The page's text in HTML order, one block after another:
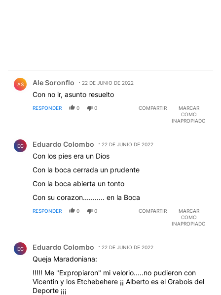
AS Ale Soronflo 22 DE JUNIO DE 2022
Con no ir, asunto resuelto
RESPONDER 0 0 COMPARTIR
MARCAR
COMO
INAPROPIADO
EC Eduardo Colombo 22 DE JUNIO DE 2022
Con los pies era un Dios
Con la boca cerrada un prudente
Con la boca abierta un tonto
Con su corazon........... en la Boca
RESPONDER 0 0 COMPARTIR
MARCAR
COMO
INAPROPIADO
EC Eduardo Colombo 22 DE JUNIO DE 2022
Queja Maradoniana:
!!!!! Me "Expropiaron" mi velorio.....no pudieron con
Vicentin y los Etchebehere ¡¡ Alberto es el Grabois del
Deporte ¡¡¡